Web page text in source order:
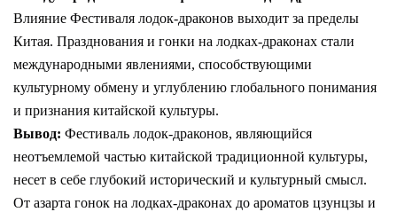
Влияние Фестиваля лодок-драконов выходит за пределы
Китая. Празднования и гонки на лодках-драконах стали
международными явлениями, способствующими
культурному обмену и углублению глобального понимания
и признания китайской культуры.
Вывод: Фестиваль лодок-драконов, являющийся
неотъемлемой частью китайской традиционной культуры,
несет в себе глубокий исторический и культурный смысл.
От азарта гонок на лодках-драконах до ароматов цзунцзы и